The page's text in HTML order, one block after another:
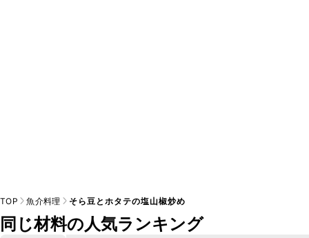
TOP 魚介料理 そら豆とホタテの塩山椒炒め
同じ材料の人気ランキング